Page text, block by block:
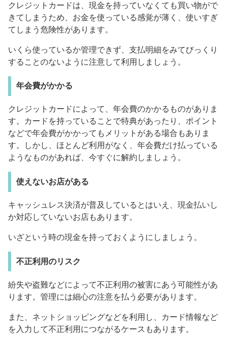
クレジットカードは、現金を持っていなくても買い物がで
きてしまうため、お金を使っている感覚が薄く、使いすぎ
てしまう危険性があります。
いくら使っているか管理できず、支払明細をみてびっくり
することのないように注意して利用しましょう。
年会費がかかる
クレジットカードによって、年会費のかかるものがありま
す。カードを持っていることで特典があったり、ポイント
などで年会費がかかってもメリットがある場合もありま
す。しかし、ほとんど利用がなく、年会費だけ払っている
ようなものがあれば、今すぐに解約しましょう。
使えないお店がある
キャッシュレス決済が普及しているとはいえ、現金払いし
か対応していないお店もあります。
いざという時の現金を持っておくようにしましょう。
不正利用のリスク
紛失や盗難などによって不正利用の被害にあう可能性があ
ります。管理には細心の注意を払う必要があります。
また、ネットショッピングなどを利用し、カード情報など
を入力して不正利用につながるケースもあります。